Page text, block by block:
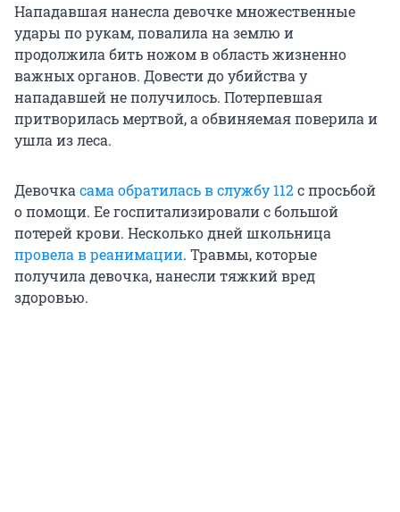
Нападавшая нанесла девочке множественные
удары по рукам, повалила на землю и
продолжила бить ножом в область жизненно
важных органов. Довести до убийства у
нападавшей не получилось. Потерпевшая
притворилась мертвой, а обвиняемая поверила и
ушла из леса.
Девочкасама обратилась в службу 112с просьбой
о помощи. Ее госпитализировали с большой
потерей крови. Несколько дней школьница
провела в реанимации. Травмы, которые
получила девочка, нанесли тяжкий вред
здоровью.